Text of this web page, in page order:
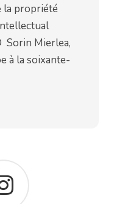
la propriété
Sorin Mierlea,
à la soixante-